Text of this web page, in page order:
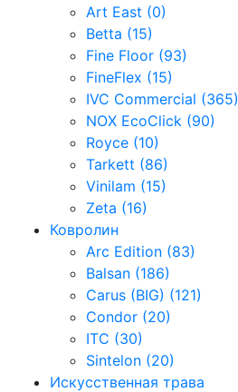
Art East (0)
Betta (15)
Fine Floor (93)
FineFlex (15)
IVC Commercial (365)
NOX EcoClick (90)
Royce (10)
Tarkett (86)
Vinilam (15)
Zeta (16)
Ковролин
Arc Edition (83)
Balsan (186)
Carus (BIG) (121)
Condor (20)
ITC (30)
Sintelon (20)
Искусственная трава